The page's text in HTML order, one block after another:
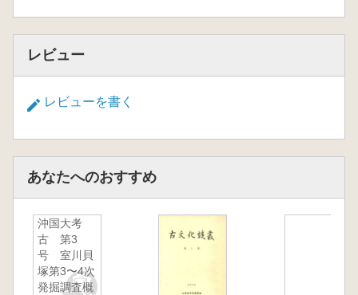
シンポジウム「北海道の旧石器時代と集団」
レビュー
レビューを書く
あなたへのおすすめ
沖国大考
古 第3
号 室川貝
塚第3〜4次
発掘調査概